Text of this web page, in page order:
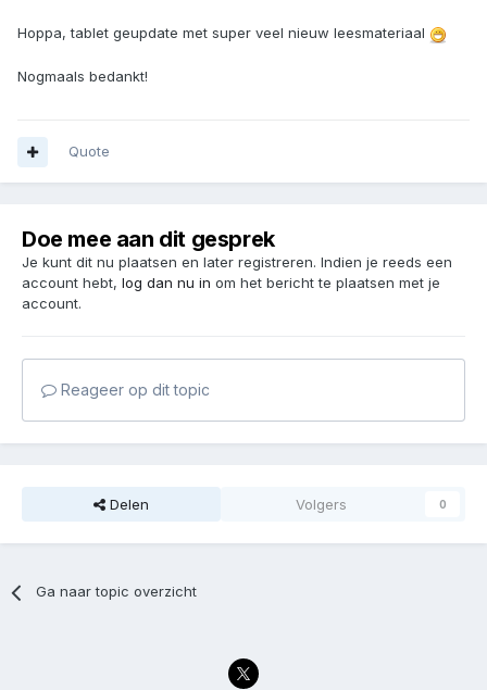
Hoppa, tablet geupdate met super veel nieuw leesmateriaal
Nogmaals bedankt!
Quote
Doe mee aan dit gesprek
Je kunt dit nu plaatsen en later registreren. Indien je reeds een
account hebt, log dan nu in om het bericht te plaatsen met je
account.
Reageer op dit topic
Delen Volgers 0
Ga naar topic overzicht